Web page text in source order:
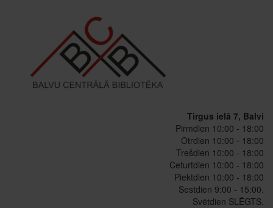
Tirgus ielā 7, Balvi
Pirmdien 10:00 - 18:00
Otrdien 10:00 - 18:00
Trešdien 10:00 - 18:00
Ceturtdien 10:00 - 18:00
Piektdien 10:00 - 18:00
Sestdien 9:00 - 15:00.
Svētdien SLĒGTS.